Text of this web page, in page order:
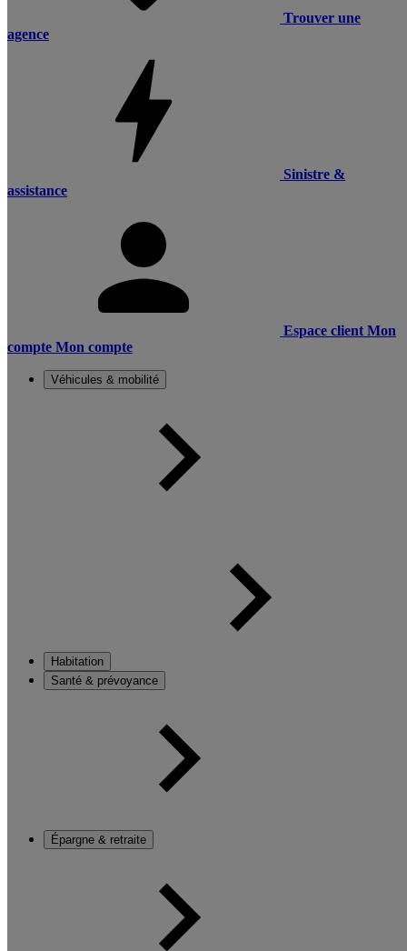
Trouver une
agence
Sinistre &
assistance
Espace client Mon
compte Mon compte
Véhicules & mobilité
Habitation
Santé & prévoyance
Épargne & retraite